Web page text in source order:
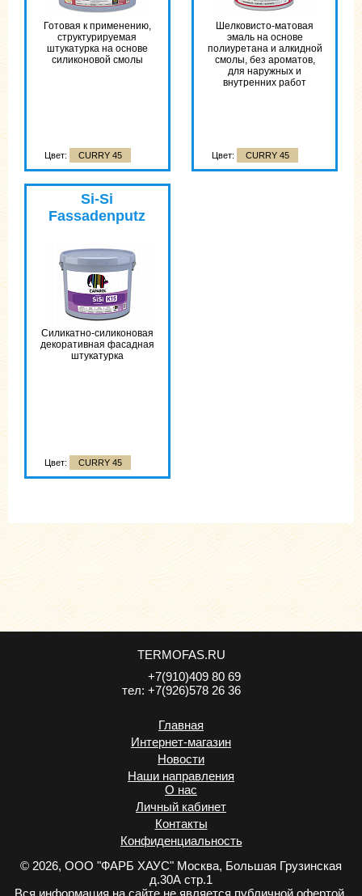
Готовая к применению,
структурируемая
штукатурка на основе
силиконовой смолы
Цвет: CURRY 45
Шелковисто-матовая
эмаль на основе
полиуретана и алкидной
смолы, без ароматов,
для наружных и
внутренних работ
Цвет: CURRY 45
Si-Si
Fassadenputz
Силикатно-силиконовая
декоративная фасадная
штукатурка
Цвет: CURRY 45
Цвет: CURRY 45
TERMOFAS.RU
тел:
+7(910)409 80 69
+7(926)578 26 36
Главная
Интернет-магазин
Новости
Наши направления
О нас
Личный кабинет
Контакты
Конфиденциальность
© 2026, ООО "ФАРБ ХАУС" Москва, Большая Грузинская
д.30А стр.1
Вся информация на сайте не является публичной офертой,